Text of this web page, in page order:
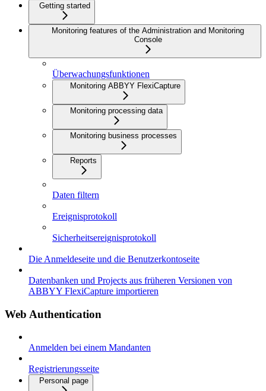
Getting started
Monitoring features of the Administration and Monitoring
Console
Überwachungsfunktionen
Monitoring ABBYY FlexiCapture
Monitoring processing data
Monitoring business processes
Reports
Daten filtern
Ereignisprotokoll
Sicherheitsereignisprotokoll
Die Anmeldeseite und die Benutzerkontoseite
Datenbanken und Projects aus früheren Versionen von
ABBYY FlexiCapture importieren
Web Authentication
Anmelden bei einem Mandanten
Registrierungsseite
Personal page